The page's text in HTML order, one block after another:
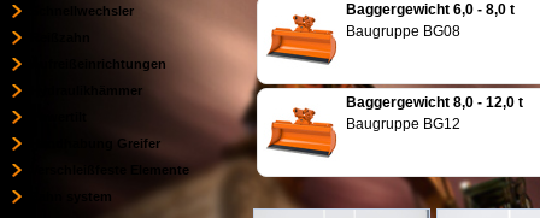
Schnellwechsler
Aufreißeinrichtungen
Hydraulikhämmer
Handhabung Greifer
Verschleißfeste Elemente
Zahn system
Baggergewicht 6,0 - 8,0 t
Baugruppe BG08
Baggergewicht 8,0 - 12,0 t
Baugruppe BG12